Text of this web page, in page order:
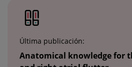
Última publicación:
Anatomical knowledge for